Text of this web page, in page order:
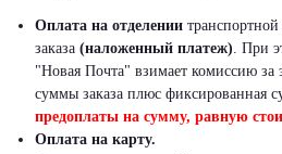
Оплата на отделении
заказа (наложенный платеж). При
"Новая Почта" взимает комиссию за
суммы заказа плюс фиксированная
предоплаты на сумму, равную
Оплата на карту.